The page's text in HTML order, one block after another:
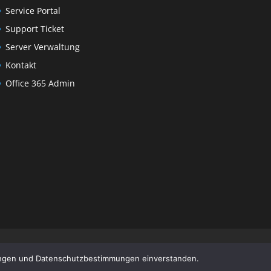
Service Portal
Support Ticket
Server Verwaltung
Kontakt
Office 365 Admin
und Datenschutzbestimmungen einverstanden.